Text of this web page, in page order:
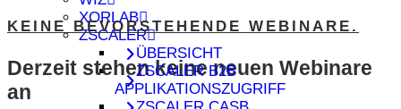
XORLAB
ZSCALER
ÜBERSICHT
ZSCALER B2B
APPLIKATIONSZUGRIFF
KEINE BEVORSTEHENDE WEBINARE.
Derzeit stehen keine neuen Webinare
an